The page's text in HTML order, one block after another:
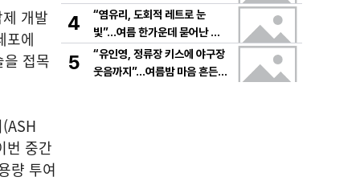
개발
포에
접목
번 중간
량 투여
신 가속
4
“염유리, 도회적 레트로 눈
빛”…여름 한가운데 묻어난 자
유의 감각→팬들 궁금증 증폭
5
“유인영, 정류장 키스에 야구장
웃음까지”…여름밤 마음 흔든